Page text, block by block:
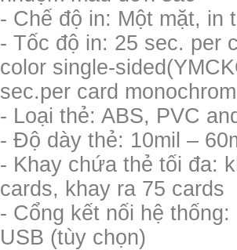
- Chế độ in: Một mặt, in
- Tốc độ in: 25 sec. per
color single-
sec.per card
- Loại thẻ: ABS, PVC
- Độ dày thẻ: 10mil –
- Khay chứa thẻ tối đa:
cards, khay ra 75 cards
- Cổng kết nối hệ thống:
USB (tùy chọn)